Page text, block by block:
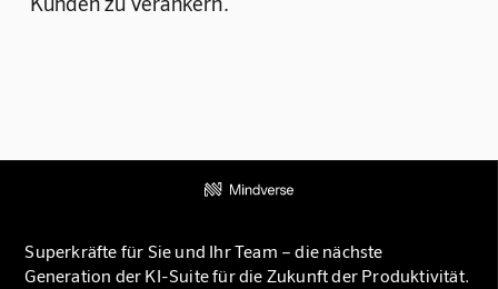
Superkräfte für Sie und Ihr Team – die nächste
Generation der KI-Suite für die Zukunft der Produktivität.